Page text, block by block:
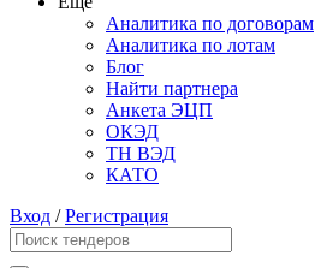
Аналитика по договорам
Аналитика по лотам
Блог
Найти партнера
Анкета ЭЦП
ОКЭД
ТН ВЭД
КАТО
Вход /Регистрация